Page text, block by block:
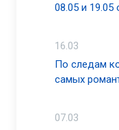
08.05 и 19.05
16.03
По следам
самых
07.03